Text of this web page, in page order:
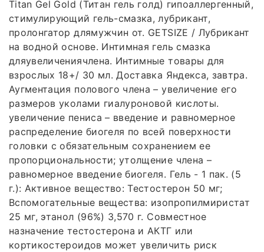
Titan Gel Gold (Титан гель голд) гипоаллергенный,
стимулирующий гель-смазка, лубрикант,
пролонгатор длямужчин от. GETSIZE / Лубрикант
на водной основе. Интимная гель смазка
дляувеличениячлена. Интимные товары для
взрослых 18+/ 30 мл. Доставка Яндекса, завтра.
Аугментация полового члена – увеличение его
размеров уколами гиалуроновой кислоты.
увеличение пениса – введение и равномерное
распределение биогеля по всей поверхности
головки с обязательным сохранением ее
пропорциональности; утолщение члена –
равномерное введение биогеля. Гель - 1 пак. (5
г.): Активное вещество: Тестостерон 50 мг;
Вспомогательные вещества: изопропилмиристат
25 мг, этанол (96%) 3,570 г. Совместное
назначение тестостерона и АКТГ или
кортикостероидов может увеличить риск